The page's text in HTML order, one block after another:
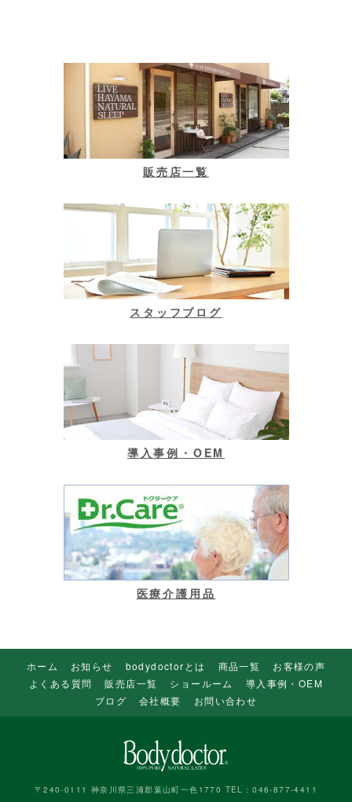
販売店一覧
スタッフブログ
導入事例・OEM
医療介護用品
ホーム お知らせ bodydoctorとは 商品一覧
お客様の声
よくある質問
販売店一覧 ショールーム
導入事例・OEM
ブログ
会社概要 お問い合わせ
〒240-0111 神奈川県三浦郡葉山町一色1770 TEL：046-877-4411